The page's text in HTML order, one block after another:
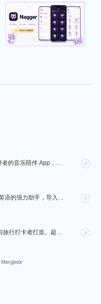
CIP Music 是一款面向钢琴爱好者的音乐陪伴 App，收录热门影视、动漫、游戏与最新 K-PO...
「EchoSpeak」是一个看剧练英语的强力助手，导入一个没有字幕的英语视频，可生成字幕，自动分词与...
实时海拔计，专为户外爱好者与旅行打卡者打造。超大字号实时海拔、GPS 经纬度、气压与指南针数据一屏呈...
Mergeek